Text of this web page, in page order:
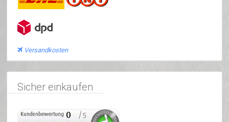
Versandkosten
Sicher einkaufen